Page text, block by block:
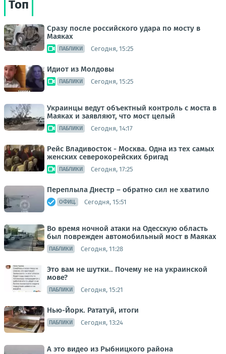
Топ
Сразу после российского удара по мосту в
Маяках
ПАБЛИКИ Сегодня, 15:25
Идиот из Молдовы
ПАБЛИКИ Сегодня, 15:25
Украинцы ведут объектный контроль с моста в
Маяках и заявляют, что мост целый
ПАБЛИКИ Сегодня, 14:17
Рейс Владивосток - Москва. Одна из тех самых
женских северокорейских бригад
ПАБЛИКИ Сегодня, 17:25
Переплыла Днестр – обратно сил не хватило
ОФИЦ. Сегодня, 15:51
Во время ночной атаки на Одесскую область
был поврежден автомобильный мост в Маяках
ПАБЛИКИ Сегодня, 11:28
Это вам не шутки.. Почему не на украинской
мове?
ПАБЛИКИ Сегодня, 15:21
Нью-Йорк. Рататуй, итоги
ПАБЛИКИ Сегодня, 13:24
А это видео из Рыбницкого района